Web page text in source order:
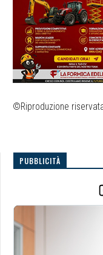
©Riproduzione
PUBBLICITÀ